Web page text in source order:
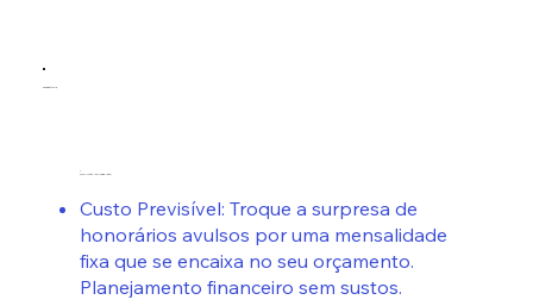
Benefícios
1.
ROI Jurídico Imediato.
Custo Previsível: Troque a surpresa de
honorários avulsos por uma mensalidade
fixa que se encaixa no seu orçamento.
Planejamento financeiro sem sustos.